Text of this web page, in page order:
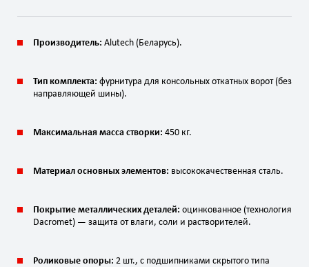
Производитель: Alutech (Беларусь).
Тип комплекта: фурнитура для консольных откатных ворот (без
направляющей шины).
Максимальная масса створки: 450 кг.
Материал основных элементов: высококачественная сталь.
Покрытие металлических деталей: оцинкованное (технология
Dacromet) — защита от влаги, соли и растворителей.
Роликовые опоры: 2 шт., с подшипниками скрытого типа